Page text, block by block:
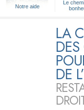
Notre aide
Le
LA
DE